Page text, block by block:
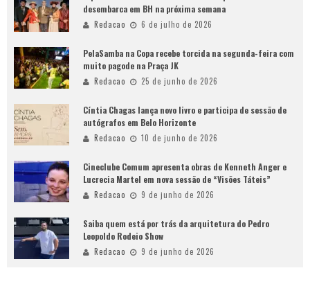
desembarca em BH na próxima semana
Redacao 6 de julho de 2026
PelaSamba na Copa recebe torcida na segunda-feira com
muito pagode na Praça JK
Redacao 25 de junho de 2026
Cíntia Chagas lança novo livro e participa de sessão de
autógrafos em Belo Horizonte
Redacao 10 de junho de 2026
Cineclube Comum apresenta obras de Kenneth Anger e
Lucrecia Martel em nova sessão de “Visões Táteis”
Redacao 9 de junho de 2026
Saiba quem está por trás da arquitetura do Pedro
Leopoldo Rodeio Show
Redacao 9 de junho de 2026